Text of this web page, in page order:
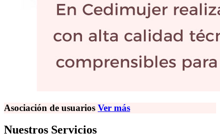
Asociación de usuarios Ver más
Nuestros Servicios